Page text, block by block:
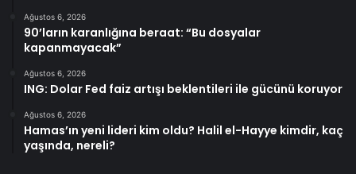
Ağustos 6, 2026
90’ların karanlığına beraat: “Bu dosyalar
kapanmayacak”
Ağustos 6, 2026
ING: Dolar Fed faiz artışı beklentileri ile gücünü koruyor
Ağustos 6, 2026
Hamas’ın yeni lideri kim oldu? Halil el-Hayye kimdir, kaç
yaşında, nereli?